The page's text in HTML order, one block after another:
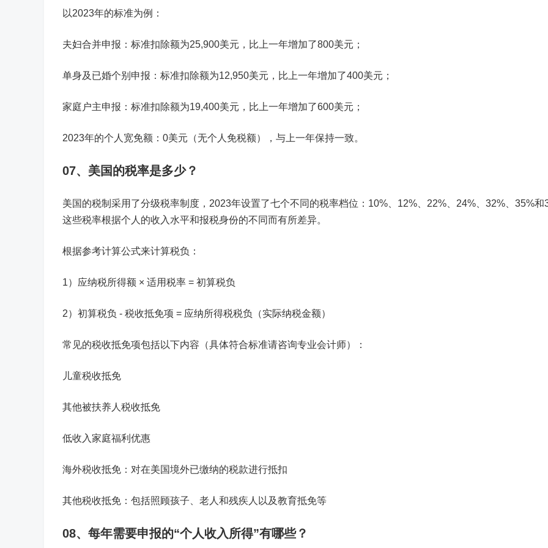
以2023年的标准为例：
夫妇合并申报：标准扣除额为25,900美元，比上一年增加了800美元；
单身及已婚个别申报：标准扣除额为12,950美元，比上一年增加了400美元；
家庭户主申报：标准扣除额为19,400美元，比上一年增加了600美元；
2023年的个人宽免额：0美元（无个人免税额），与上一年保持一致。
07、美国的税率是多少？
美国的税制采用了分级税率制度，2023年设置了七个不同的税率档位：10%、12%、22%、24%、32%、35%和
这些税率根据个人的收入水平和报税身份的不同而有所差异。
根据参考计算公式来计算税负：
1）应纳税所得额 × 适用税率 = 初算税负
2）初算税负 - 税收抵免项 = 应纳所得税税负（实际纳税金额）
常见的税收抵免项包括以下内容（具体符合标准请咨询专业会计师）：
儿童税收抵免
其他被扶养人税收抵免
低收入家庭福利优惠
海外税收抵免：对在美国境外已缴纳的税款进行抵扣
其他税收抵免：包括照顾孩子、老人和残疾人以及教育抵免等
08、每年需要申报的“个人收入所得”有哪些？